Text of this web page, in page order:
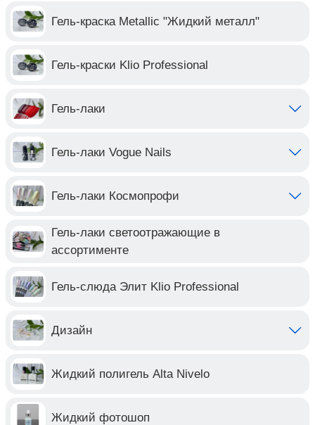
Гель-краска Metallic "Жидкий металл"
Гель-краски Klio Professional
Гель-лаки
Гель-лаки Vogue Nails
Гель-лаки Космопрофи
Гель-лаки светоотражающие в
ассортименте
Гель-слюда Элит Klio Professional
Дизайн
Жидкий полигель Alta Nivelo
Жидкий фотошоп